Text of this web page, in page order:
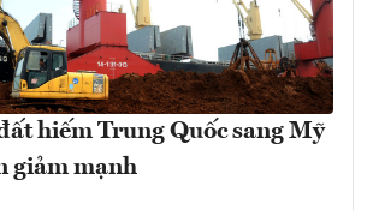
hiếm Trung Quốc sang Mỹ
giảm mạnh